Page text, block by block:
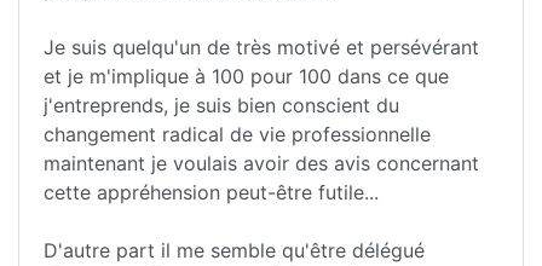
Je suis quelqu'un de très motivé et persévérant
et je m'implique à 100 pour 100 dans ce que
j'entreprends, je suis bien conscient du
changement radical de vie professionnelle
maintenant je voulais avoir des avis concernant
cette appréhension peut-être futile...
D'autre part il me semble qu'être délégué